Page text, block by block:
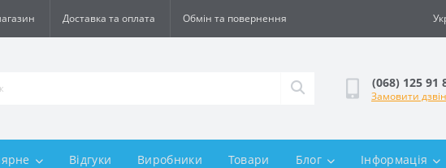
Доставка та оплата Обмін та повернення
(068) 125 91
Замовити
Відгуки Виробники Товари Блог Інформація